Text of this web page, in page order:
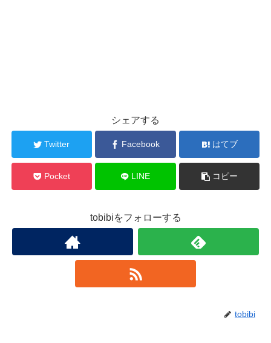
シェアする
Twitter Facebook はてブ
Pocket LINE コピー
tobibiをフォローする
tobibi